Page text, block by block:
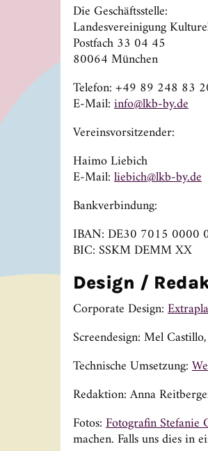
Die Geschäftsstelle:
Landesvereinigung
Postfach 33 04 45
80064 München
Telefon: +49 89 248 83
E-Mail:info@lkb-by.de
Vereinsvorsitzender:
Haimo Liebich
E-Mail: ed.yb
-bkl@
hcibe
il
Bankverbindung:
IBAN: DE30 7015 0000
BIC: SSKM DEMM XX
Design /
Corporate Design:
Screendesign: Mel
Technische Umsetzung:
Redaktion: Anna
Fotos:Fotografin Stefanie
machen. Falls uns dies in